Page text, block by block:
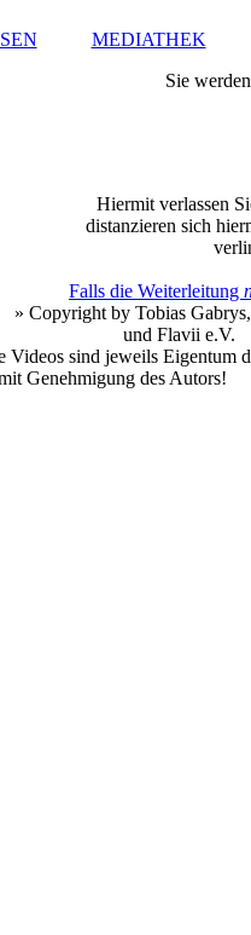
MEDIATHEK
Sie
Hiermit verlassen
distanzieren sich
Falls die Weiterleitung
» Copyright by Tobias
und Flavii e.V.
Videos sind jeweils Eigentum
Genehmigung des Autors!